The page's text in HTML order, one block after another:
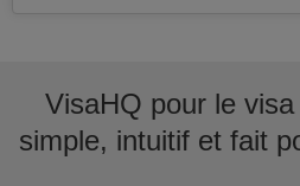
VisaHQ pour le
simple, intuitif et fait